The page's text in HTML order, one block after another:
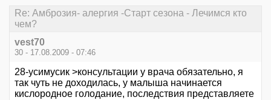
Re: Амброзия- алергия -Старт сезона - Лечимся кто
чем?
vest70
30 - 17.08.2009 - 07:46
28-усимусик >консультации у врача обязательно, я
так чуть не доходилась, у малыша начинается
кислородное голодание, последствия представляете